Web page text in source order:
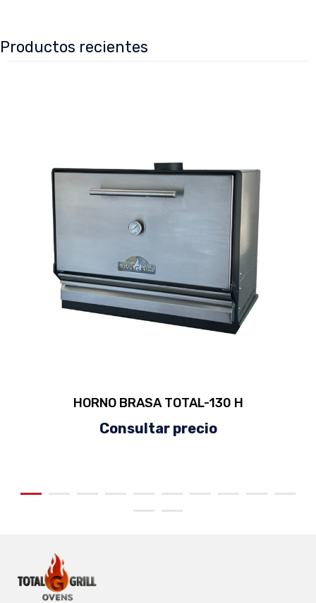
Productos recientes
HORNO BRASA TOTAL-130 H
Consultar precio